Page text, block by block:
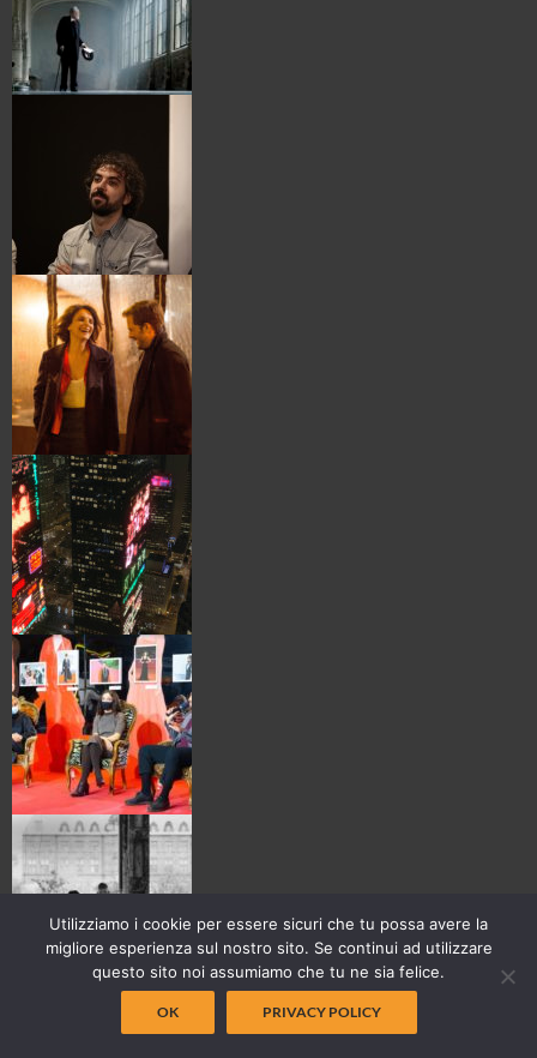
Utilizziamo i cookie per essere sicuri che tu possa avere la
migliore esperienza sul nostro sito. Se continui ad utilizzare
questo sito noi assumiamo che tu ne sia felice.
OK PRIVACY POLICY